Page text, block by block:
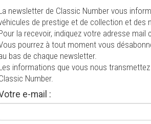
Ajouter une annonce
à vendre
newsletter de Classic Number vous
de prestige et de collection et des
la recevoir, indiquez votre adresse mail
pourrez à tout moment vous
bas de chaque newsletter.
informations que vous nous
Number.
e-mail :